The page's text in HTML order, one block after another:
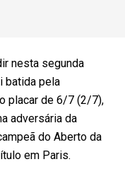
nesta segunda
batida pela
placar de 6/7 (2/7),
adversária da
do Aberto da
em Paris.